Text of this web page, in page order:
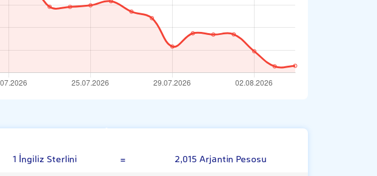
1 İngiliz Sterlini =
2,015 Arjantin Pesosu